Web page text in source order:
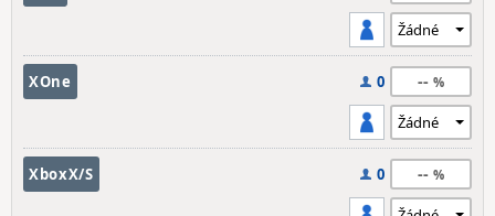
XOne 0 --
XboxX/S 0 --